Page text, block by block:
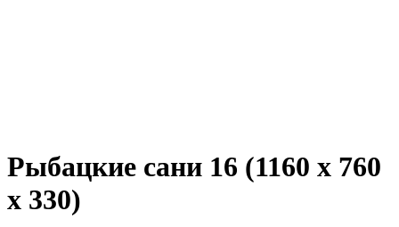
Рыбацкие сани 16 (1160 х 760
х 330)